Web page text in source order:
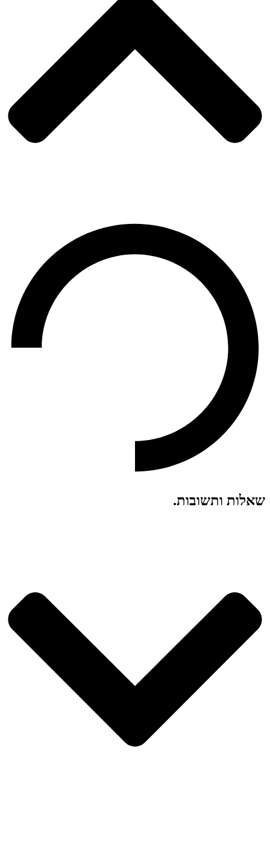
שאלות ותשובות.